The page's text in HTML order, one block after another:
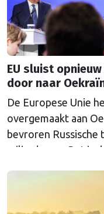
EU sluist
door naar
De Europese Unie
overgemaakt aan
bevroren Russische
miljard euro. Dat is
Euroclear